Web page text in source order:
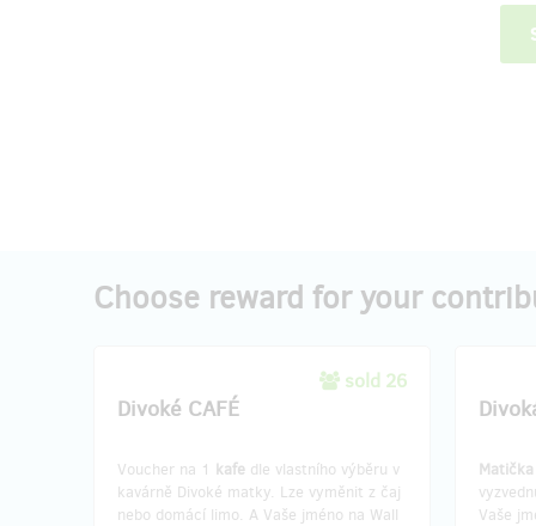
Choose reward for your
sold 26
Divoké CAFÉ
Voucher na 1 kafe dle vlastního výběru v
kavárně Divoké matky. Lze vyměnit z čaj
nebo domácí limo. A Vaše jméno na Wall
Matička
Vaše